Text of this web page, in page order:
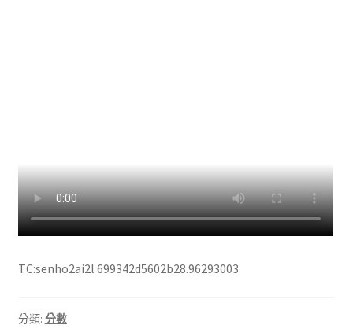
TC:senho2ai2l 699342d5602b28.96293003
分類: 分數